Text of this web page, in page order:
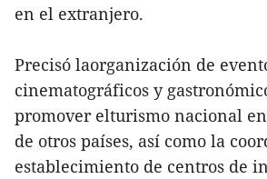
en el extranjero.
Precisó laorganización de
cinematográficos y
promover elturismo nacional
de otros países, así como la
establecimiento de centros de